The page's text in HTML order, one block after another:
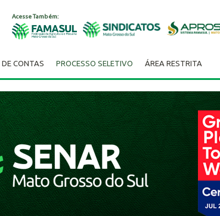
Acesse Também:
CONTAS PROCESSO SELETIVO
ÁREA RESTRITA